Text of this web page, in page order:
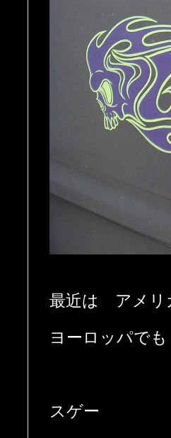
最近は アメリ
ヨーロッパで
スゲー